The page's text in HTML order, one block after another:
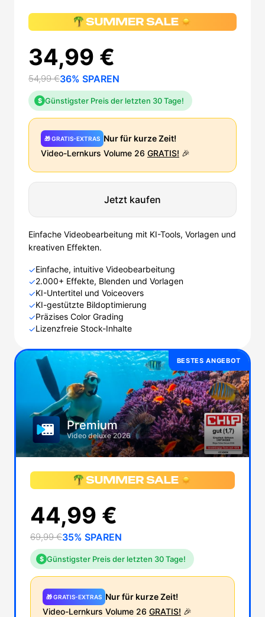
34,99 €
54,99 €36% SPAREN
$ Günstigster Preis der letzten 30 Tage!
🎁 GRATIS-EXTRAS Nur für kurze Zeit!
Video-Lernkurs Volume 26 GRATIS! 🎉
Jetzt kaufen
Einfache Videobearbeitung mit KI-Tools, Vorlagen und
kreativen Effekten.
✓Einfache, intuitive Videobearbeitung
✓2.000+ Effekte, Blenden und Vorlagen
✓KI-Untertitel und Voiceovers
✓KI-gestützte Bildoptimierung
✓Präzises Color Grading
✓Lizenzfreie Stock-Inhalte
BESTES ANGEBOT
Premium
Video deluxe 2026
44,99 €
69,99 €35% SPAREN
$ Günstigster Preis der letzten 30 Tage!
🎁 GRATIS-EXTRAS Nur für kurze Zeit!
Video-Lernkurs Volume 26 GRATIS! 🎉